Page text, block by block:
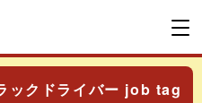
ックドライバー job tag